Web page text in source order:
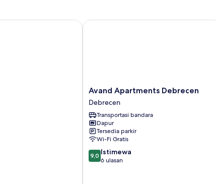
danau
Avand
Apartments
Debrecen
Debrecen
Avand Apartments Debrecen
Debrecen
Transportasi bandara
Dapur
Tersedia parkir
Wi-Fi Gratis
9.0
dari
9,0 Istimewa
6 ulasan
Avand Apartments Debrecen